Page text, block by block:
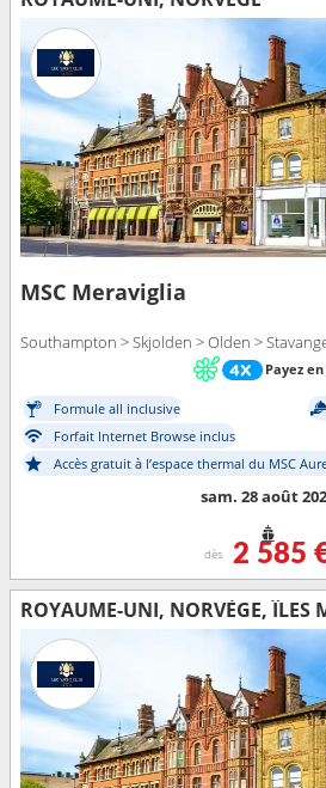
MSC Meraviglia
Southampton > Skjolden > Olden >
Payez en
Formule all inclusive
Forfait Internet Browse inclus
Accès gratuit à l’espace thermal du MSC
sam. 28 août
dès 2 585
ROYAUME-UNI, NORVÈGE, ÎLES